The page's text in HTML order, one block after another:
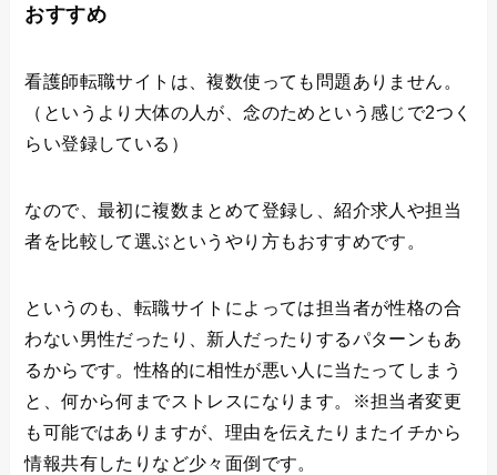
おすすめ
看護師転職サイトは、複数使っても問題ありません。
（というより大体の人が、念のためという感じで2つく
らい登録している）
なので、最初に複数まとめて登録し、紹介求人や担当
者を比較して選ぶというやり方もおすすめです。
というのも、転職サイトによっては担当者が性格の合
わない男性だったり、新人だったりするパターンもあ
るからです。性格的に相性が悪い人に当たってしまう
と、何から何までストレスになります。※担当者変更
も可能ではありますが、理由を伝えたりまたイチから
情報共有したりなど少々面倒です。